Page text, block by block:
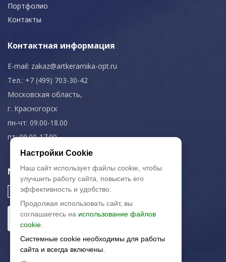
Портфолио
Контакты
Контактная информация
E-mail: zakaz@artkeramika-opt.ru
Тел.: +7 (499) 703-30-42
Московская область,
г. Красногорск
пн-чт: 09.00-18.00
пт: 09.00-17.00
Мы в соц. сетях
Настройки Cookie
Наш сайт использует файлы cookie, чтобы
улучшить работу сайта, повысить его
эффективность и удобство.
Продолжая использовать сайт, вы
соглашаетесь на использование файлов
cookie.
Системные cookie необходимы для работы
сайта и всегда включены.